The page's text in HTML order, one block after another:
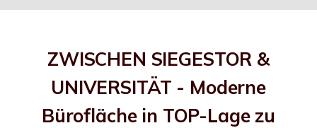
ZWISCHEN SIEGESTOR &
UNIVERSITÄT - Moderne
Bürofläche in TOP-Lage zu